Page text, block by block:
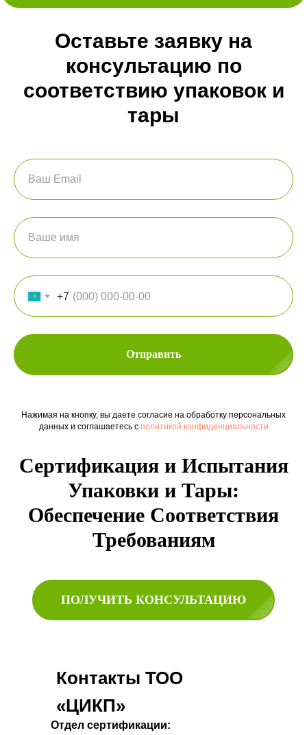
Оставьте заявку на
консультацию по
соответствию упаковок и
тары
+7
Отправить
Нажимая на кнопку, вы даете согласие на обработку персональных
данных и соглашаетесь c политикой конфиденциальности
Сертификация и Испытания
Упаковки и Тары:
Обеспечение Соответствия
Требованиям
ПОЛУЧИТЬ КОНСУЛЬТАЦИЮ
Контакты ТОО
«ЦИКП»
Отдел сертификации: